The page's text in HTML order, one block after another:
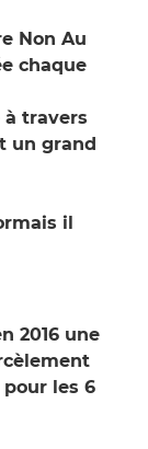
Non Au
chaque
à travers
un grand
il
2016 une
les 6